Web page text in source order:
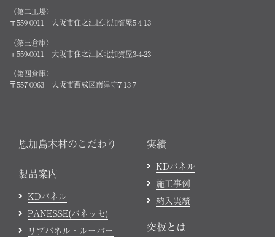
〈第二工場〉
〒559-0011 大阪市住之江区北加賀屋5-4-13
〈第三倉庫〉
〒559-0011 大阪市住之江区北加賀屋3-4-23
〈第四倉庫〉
〒557-0063 大阪市西成区南津守7-13-7
恩加島木材のこだわり
製品案内
KDパネル
PANESSE(パネッセ)
リブパネル・ルーバー
実績
KDパネル
施工事例
納入実績
突板とは